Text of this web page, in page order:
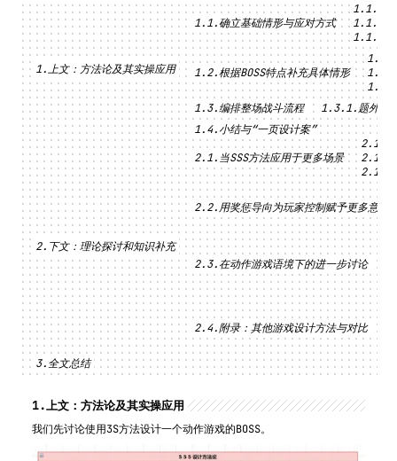
上文：方法论及其实操应用
确立基础情形与应对方式
根据BOSS特点补充具体情形
编排整场战斗流程
题外话
小结与“一页设计案”
下文：理论探讨和知识补充
当SSS方法应用于更多场景
用奖惩导向为玩家控制赋予更多意义
在动作游戏语境下的进一步讨论
附录：其他游戏设计方法与对比
全文总结
1.上文：方法论及其实操应用
我们先讨论使用3S方法设计一个动作游戏的BOSS。